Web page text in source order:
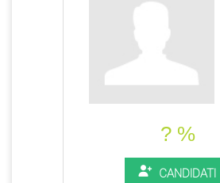
? %
CANDIDATI